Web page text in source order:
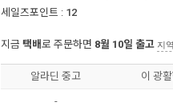
세일즈포인트 : 12
지금 택배로 주문하면 8월 10일 출고 지
알라딘 중고 이 광
-